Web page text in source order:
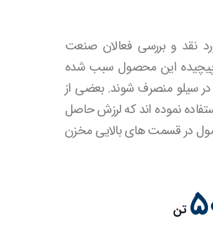
نقد و بررسی فعالان صنعت
پیچیده این محصول سبب شده
در سیلو منصرف شوند. بعضی از
نموده اند که لرزش حاصل
در قسمت های بالایی مخزن
تن